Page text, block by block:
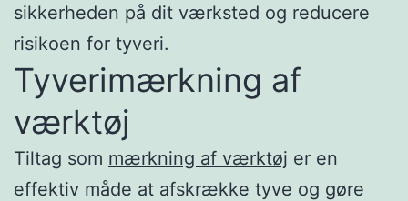
sikkerheden på dit værksted og reducere
risikoen for tyveri.
Tyverimærkning af
værktøj
Tiltag som mærkning af værktøj er en
effektiv måde at afskrække tyve og gøre